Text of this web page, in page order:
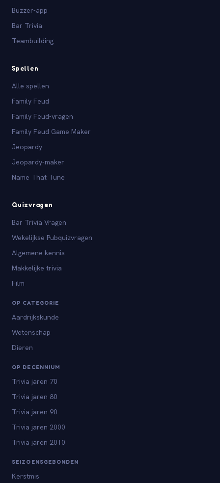
Buzzer-app
Bar Trivia
Teambuilding
Spellen
Alle spellen
Family Feud
Family Feud-vragen
Family Feud Game Maker
Jeopardy
Jeopardy-maker
Name That Tune
Quizvragen
Bar Trivia Vragen
Wekelijkse Pubquizvragen
Algemene kennis
Makkelijke trivia
Film
OP CATEGORIE
Aardrijkskunde
Wetenschap
Dieren
OP DECENNIUM
Trivia jaren 70
Trivia jaren 80
Trivia jaren 90
Trivia jaren 2000
Trivia jaren 2010
SEIZOENSGEBONDEN
Kerstmis